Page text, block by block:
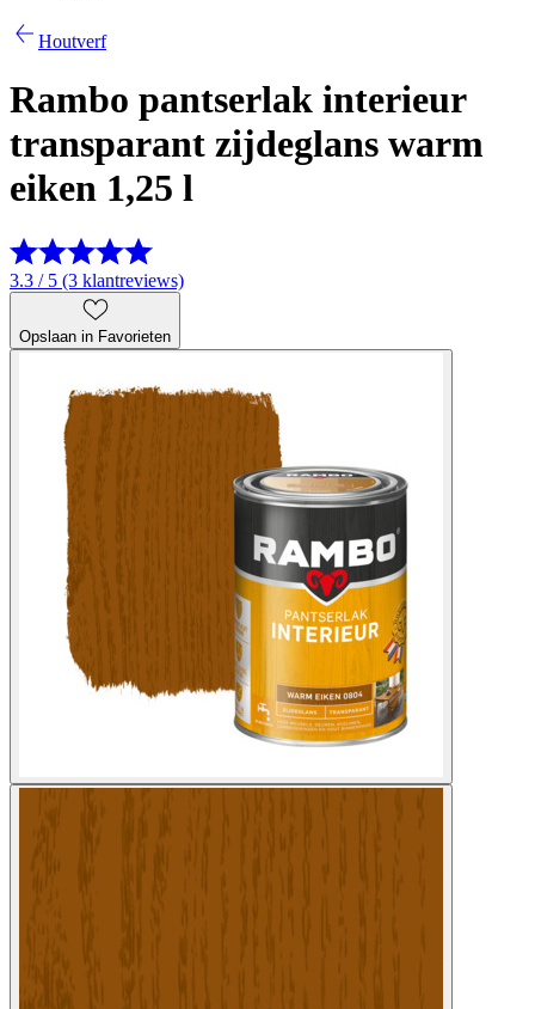
Houtverf
Rambo pantserlak interieur
transparant zijdeglans warm
eiken 1,25 l
3.3 / 5 (3 klantreviews)
Opslaan in Favorieten